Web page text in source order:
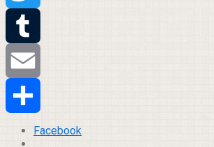
Twitter
Tumblr
Email
Compartilhar
Facebook